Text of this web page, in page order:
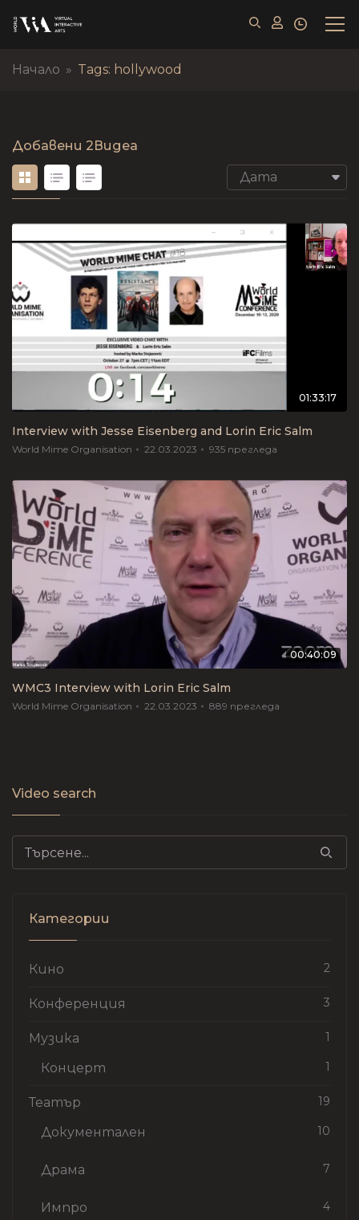
Начало » Tags: hollywood
Добавени 2Видеа
Дата
01:33:17
Interview with Jesse Eisenberg and Lorin Eric Salm
World Mime Organisation 22.03.2023 935 прегледа
00:40:09
WMC3 Interview with Lorin Eric Salm
World Mime Organisation 22.03.2023 889 прегледа
Video search
Search for:
Категории
Кино 2
Конференция 3
Музика 1
Концерт 1
Театър 19
Документален 10
Драма 7
Импро 4